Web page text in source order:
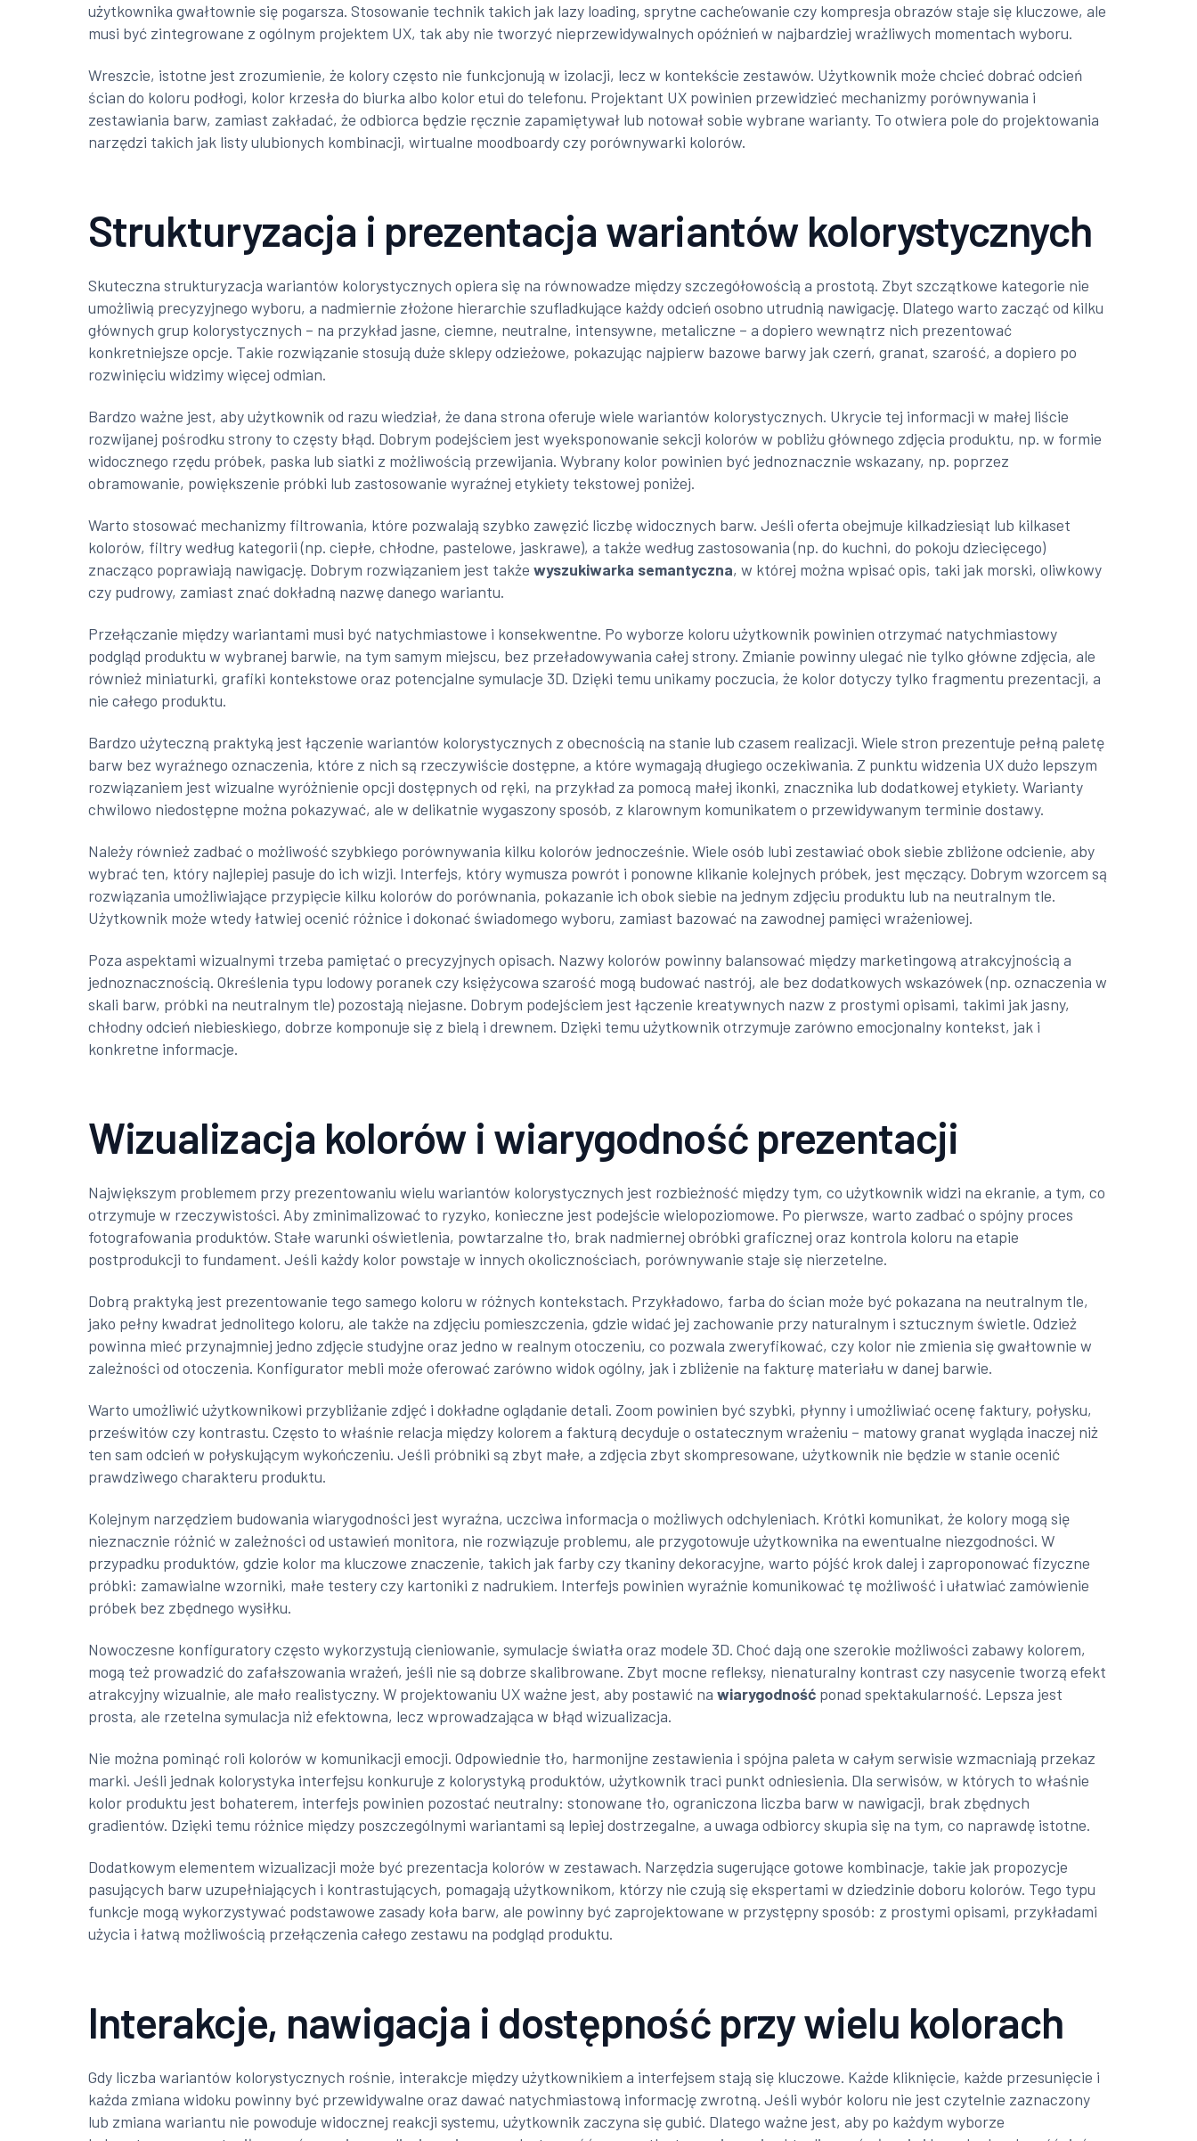
użytkownika gwałtownie się pogarsza. Stosowanie technik takich jak lazy loading, sprytne cache’owanie czy kompresja obrazów staje się kluczowe, ale
musi być zintegrowane z ogólnym projektem UX, tak aby nie tworzyć nieprzewidywalnych opóźnień w najbardziej wrażliwych momentach wyboru.
Wreszcie, istotne jest zrozumienie, że kolory często nie funkcjonują w izolacji, lecz w kontekście zestawów. Użytkownik może chcieć dobrać odcień
ścian do koloru podłogi, kolor krzesła do biurka albo kolor etui do telefonu. Projektant UX powinien przewidzieć mechanizmy porównywania i
zestawiania barw, zamiast zakładać, że odbiorca będzie ręcznie zapamiętywał lub notował sobie wybrane warianty. To otwiera pole do projektowania
narzędzi takich jak listy ulubionych kombinacji, wirtualne moodboardy czy porównywarki kolorów.
Strukturyzacja i prezentacja wariantów kolorystycznych
Skuteczna strukturyzacja wariantów kolorystycznych opiera się na równowadze między szczegółowością a prostotą. Zbyt szczątkowe kategorie nie
umożliwią precyzyjnego wyboru, a nadmiernie złożone hierarchie szufladkujące każdy odcień osobno utrudnią nawigację. Dlatego warto zacząć od kilku
głównych grup kolorystycznych – na przykład jasne, ciemne, neutralne, intensywne, metaliczne – a dopiero wewnątrz nich prezentować
konkretniejsze opcje. Takie rozwiązanie stosują duże sklepy odzieżowe, pokazując najpierw bazowe barwy jak czerń, granat, szarość, a dopiero po
rozwinięciu widzimy więcej odmian.
Bardzo ważne jest, aby użytkownik od razu wiedział, że dana strona oferuje wiele wariantów kolorystycznych. Ukrycie tej informacji w małej liście
rozwijanej pośrodku strony to częsty błąd. Dobrym podejściem jest wyeksponowanie sekcji kolorów w pobliżu głównego zdjęcia produktu, np. w formie
widocznego rzędu próbek, paska lub siatki z możliwością przewijania. Wybrany kolor powinien być jednoznacznie wskazany, np. poprzez
obramowanie, powiększenie próbki lub zastosowanie wyraźnej etykiety tekstowej poniżej.
Warto stosować mechanizmy filtrowania, które pozwalają szybko zawęzić liczbę widocznych barw. Jeśli oferta obejmuje kilkadziesiąt lub kilkaset
kolorów, filtry według kategorii (np. ciepłe, chłodne, pastelowe, jaskrawe), a także według zastosowania (np. do kuchni, do pokoju dziecięcego)
znacząco poprawiają nawigację. Dobrym rozwiązaniem jest takżewyszukiwarka semantyczna, w której można wpisać opis, taki jak morski, oliwkowy
czy pudrowy, zamiast znać dokładną nazwę danego wariantu.
Przełączanie między wariantami musi być natychmiastowe i konsekwentne. Po wyborze koloru użytkownik powinien otrzymać natychmiastowy
podgląd produktu w wybranej barwie, na tym samym miejscu, bez przeładowywania całej strony. Zmianie powinny ulegać nie tylko główne zdjęcia, ale
również miniaturki, grafiki kontekstowe oraz potencjalne symulacje 3D. Dzięki temu unikamy poczucia, że kolor dotyczy tylko fragmentu prezentacji, a
nie całego produktu.
Bardzo użyteczną praktyką jest łączenie wariantów kolorystycznych z obecnością na stanie lub czasem realizacji. Wiele stron prezentuje pełną paletę
barw bez wyraźnego oznaczenia, które z nich są rzeczywiście dostępne, a które wymagają długiego oczekiwania. Z punktu widzenia UX dużo lepszym
rozwiązaniem jest wizualne wyróżnienie opcji dostępnych od ręki, na przykład za pomocą małej ikonki, znacznika lub dodatkowej etykiety. Warianty
chwilowo niedostępne można pokazywać, ale w delikatnie wygaszony sposób, z klarownym komunikatem o przewidywanym terminie dostawy.
Należy również zadbać o możliwość szybkiego porównywania kilku kolorów jednocześnie. Wiele osób lubi zestawiać obok siebie zbliżone odcienie, aby
wybrać ten, który najlepiej pasuje do ich wizji. Interfejs, który wymusza powrót i ponowne klikanie kolejnych próbek, jest męczący. Dobrym wzorcem są
rozwiązania umożliwiające przypięcie kilku kolorów do porównania, pokazanie ich obok siebie na jednym zdjęciu produktu lub na neutralnym tle.
Użytkownik może wtedy łatwiej ocenić różnice i dokonać świadomego wyboru, zamiast bazować na zawodnej pamięci wrażeniowej.
Poza aspektami wizualnymi trzeba pamiętać o precyzyjnych opisach. Nazwy kolorów powinny balansować między marketingową atrakcyjnością a
jednoznacznością. Określenia typu lodowy poranek czy księżycowa szarość mogą budować nastrój, ale bez dodatkowych wskazówek (np. oznaczenia w
skali barw, próbki na neutralnym tle) pozostają niejasne. Dobrym podejściem jest łączenie kreatywnych nazw z prostymi opisami, takimi jak jasny,
chłodny odcień niebieskiego, dobrze komponuje się z bielą i drewnem. Dzięki temu użytkownik otrzymuje zarówno emocjonalny kontekst, jak i
konkretne informacje.
Wizualizacja kolorów i wiarygodność prezentacji
Największym problemem przy prezentowaniu wielu wariantów kolorystycznych jest rozbieżność między tym, co użytkownik widzi na ekranie, a tym, co
otrzymuje w rzeczywistości. Aby zminimalizować to ryzyko, konieczne jest podejście wielopoziomowe. Po pierwsze, warto zadbać o spójny proces
fotografowania produktów. Stałe warunki oświetlenia, powtarzalne tło, brak nadmiernej obróbki graficznej oraz kontrola koloru na etapie
postprodukcji to fundament. Jeśli każdy kolor powstaje w innych okolicznościach, porównywanie staje się nierzetelne.
Dobrą praktyką jest prezentowanie tego samego koloru w różnych kontekstach. Przykładowo, farba do ścian może być pokazana na neutralnym tle,
jako pełny kwadrat jednolitego koloru, ale także na zdjęciu pomieszczenia, gdzie widać jej zachowanie przy naturalnym i sztucznym świetle. Odzież
powinna mieć przynajmniej jedno zdjęcie studyjne oraz jedno w realnym otoczeniu, co pozwala zweryfikować, czy kolor nie zmienia się gwałtownie w
zależności od otoczenia. Konfigurator mebli może oferować zarówno widok ogólny, jak i zbliżenie na fakturę materiału w danej barwie.
Warto umożliwić użytkownikowi przybliżanie zdjęć i dokładne oglądanie detali. Zoom powinien być szybki, płynny i umożliwiać ocenę faktury, połysku,
prześwitów czy kontrastu. Często to właśnie relacja między kolorem a fakturą decyduje o ostatecznym wrażeniu – matowy granat wygląda inaczej niż
ten sam odcień w połyskującym wykończeniu. Jeśli próbniki są zbyt małe, a zdjęcia zbyt skompresowane, użytkownik nie będzie w stanie ocenić
prawdziwego charakteru produktu.
Kolejnym narzędziem budowania wiarygodności jest wyraźna, uczciwa informacja o możliwych odchyleniach. Krótki komunikat, że kolory mogą się
nieznacznie różnić w zależności od ustawień monitora, nie rozwiązuje problemu, ale przygotowuje użytkownika na ewentualne niezgodności. W
przypadku produktów, gdzie kolor ma kluczowe znaczenie, takich jak farby czy tkaniny dekoracyjne, warto pójść krok dalej i zaproponować fizyczne
próbki: zamawialne wzorniki, małe testery czy kartoniki z nadrukiem. Interfejs powinien wyraźnie komunikować tę możliwość i ułatwiać zamówienie
próbek bez zbędnego wysiłku.
Nowoczesne konfiguratory często wykorzystują cieniowanie, symulacje światła oraz modele 3D. Choć dają one szerokie możliwości zabawy kolorem,
mogą też prowadzić do zafałszowania wrażeń, jeśli nie są dobrze skalibrowane. Zbyt mocne refleksy, nienaturalny kontrast czy nasycenie tworzą efekt
atrakcyjny wizualnie, ale mało realistyczny. W projektowaniu UX ważne jest, aby postawić nawiarygodność ponad spektakularność. Lepsza jest
prosta, ale rzetelna symulacja niż efektowna, lecz wprowadzająca w błąd wizualizacja.
Nie można pominąć roli kolorów w komunikacji emocji. Odpowiednie tło, harmonijne zestawienia i spójna paleta w całym serwisie wzmacniają przekaz
marki. Jeśli jednak kolorystyka interfejsu konkuruje z kolorystyką produktów, użytkownik traci punkt odniesienia. Dla serwisów, w których to właśnie
kolor produktu jest bohaterem, interfejs powinien pozostać neutralny: stonowane tło, ograniczona liczba barw w nawigacji, brak zbędnych
gradientów. Dzięki temu różnice między poszczególnymi wariantami są lepiej dostrzegalne, a uwaga odbiorcy skupia się na tym, co naprawdę istotne.
Dodatkowym elementem wizualizacji może być prezentacja kolorów w zestawach. Narzędzia sugerujące gotowe kombinacje, takie jak propozycje
pasujących barw uzupełniających i kontrastujących, pomagają użytkownikom, którzy nie czują się ekspertami w dziedzinie doboru kolorów. Tego typu
funkcje mogą wykorzystywać podstawowe zasady koła barw, ale powinny być zaprojektowane w przystępny sposób: z prostymi opisami, przykładami
użycia i łatwą możliwością przełączenia całego zestawu na podgląd produktu.
Interakcje, nawigacja i dostępność przy wielu kolorach
Gdy liczba wariantów kolorystycznych rośnie, interakcje między użytkownikiem a interfejsem stają się kluczowe. Każde kliknięcie, każde przesunięcie i
każda zmiana widoku powinny być przewidywalne oraz dawać natychmiastową informację zwrotną. Jeśli wybór koloru nie jest czytelnie zaznaczony
lub zmiana wariantu nie powoduje widocznej reakcji systemu, użytkownik zaczyna się gubić. Dlatego ważne jest, aby po każdym wyborze